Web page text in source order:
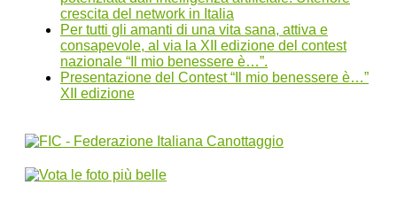
crescita del network in Italia
Per tutti gli amanti di una vita sana, attiva e
consapevole, al via la XII edizione del contest
nazionale “Il mio benessere è…”.
Presentazione del Contest “Il mio benessere è…”
XII edizione